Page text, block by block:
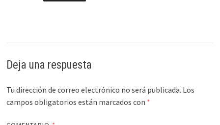
Deja una respuesta
Tu dirección de correo electrónico no será publicada. Los
campos obligatorios están marcados con *